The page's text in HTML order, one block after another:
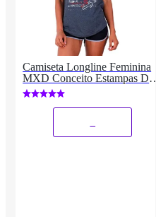
Camiseta Longline Feminina
MXD Conceito Estampas Dia
De Treino Fitness